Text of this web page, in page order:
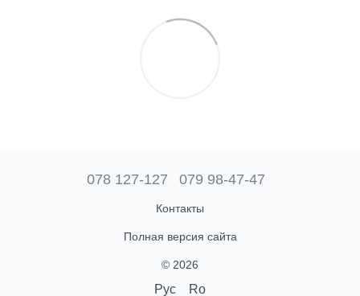
078 127-127 079 98-47-47
Контакты
Полная версия сайта
© 2026
Рус Ro